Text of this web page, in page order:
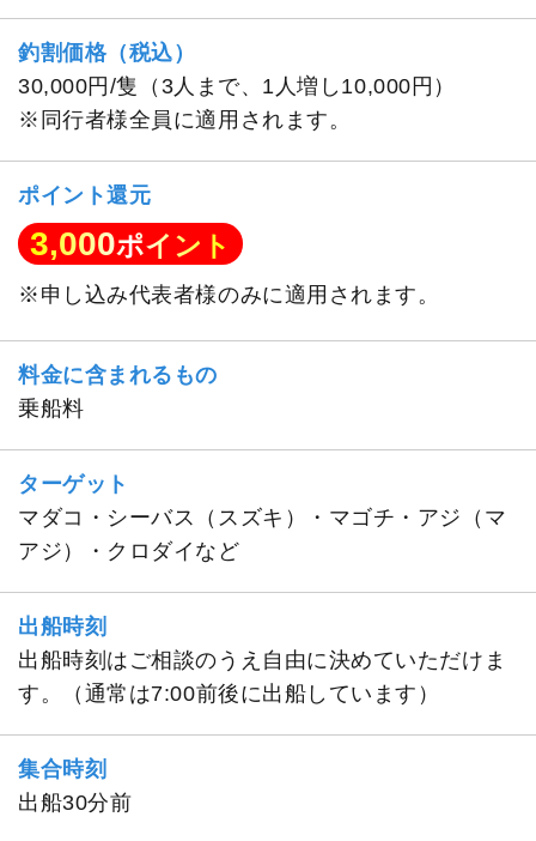
釣割価格（税込）
30,000円/隻（3人まで、1人増し10,000円）
※同行者様全員に適用されます。
ポイント還元
3,000ポイント
※申し込み代表者様のみに適用されます。
料金に含まれるもの
乗船料
ターゲット
マダコ・シーバス（スズキ）・マゴチ・アジ（マ
アジ）・クロダイなど
出船時刻
出船時刻はご相談のうえ自由に決めていただけま
す。（通常は7:00前後に出船しています）
集合時刻
出船30分前